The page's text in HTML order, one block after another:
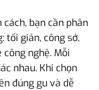
bạn cần phân
tối giản, công sở,
nghệ. Mỗi
nhau. Khi chọn
đúng gu và dễ